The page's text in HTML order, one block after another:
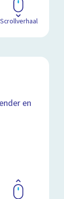
Scrollverhaal
en